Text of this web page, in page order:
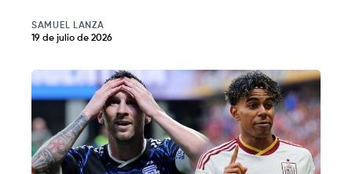
SAMUEL LANZA
19 de julio de 2026